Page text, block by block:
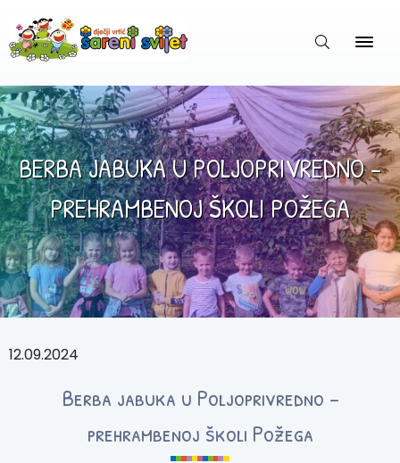
BERBA JABUKA U POLJOPRIVREDNO –
PREHRAMBENOJ ŠKOLI POŽEGA
12.09.2024
Berba jabuka u Poljoprivredno –
prehrambenoj školi Požega